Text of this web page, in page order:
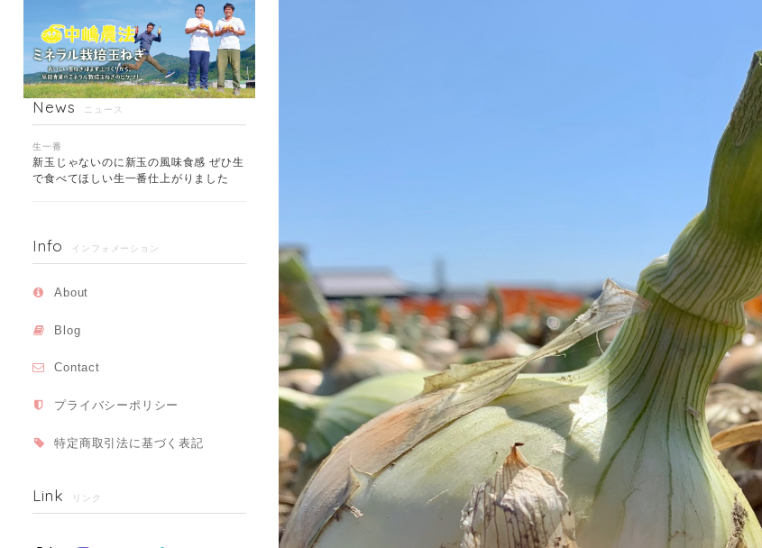
News ニュース
生一番
新玉じゃないのに新玉の風味食感 ぜひ生
で食べてほしい生一番仕上がりました
Info インフォメーション
About
Blog
Contact
プライバシーポリシー
特定商取引法に基づく表記
Link リンク